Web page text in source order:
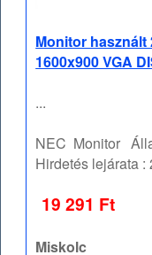
Monitor használt
1600x900 VGA
...
NEC Monitor
Hirdetés lejárata :
19 291 Ft
Miskolc